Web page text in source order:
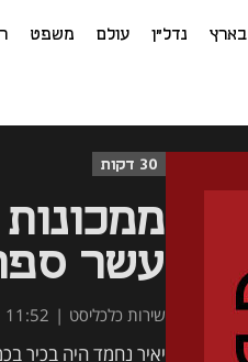
בארץ נדל"ן עולם משפט
30 דקות
עשר
שירות כלכליסט |
11:52 | 14.12.25